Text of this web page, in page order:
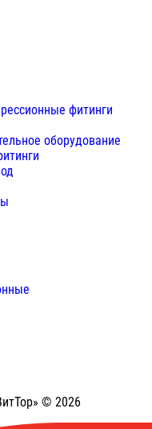
фитинги
оборудование
© 2026